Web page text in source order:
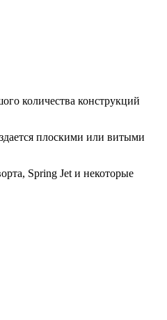
количества конструкций
плоскими или витыми
Spring Jet и некоторые